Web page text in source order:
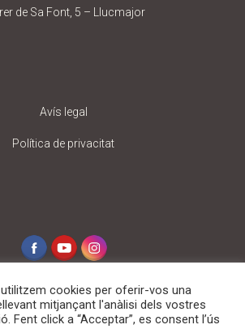
de Sa Font, 5 – Llucmajor
Avís legal
Política de privacitat
cookies per oferir-vos una
mitjançant l'anàlisi dels vostres
Fent click a “Acceptar”, es consent l’ús